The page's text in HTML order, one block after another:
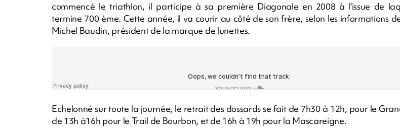
commencé le triathlon, il participe à sa première Diagonale en 2008 à l'issue de
termine 700 ème. Cette année, il va courir au côté de son frère, selon les informations
Michel Baudin, président de la marque de lunettes.
Echelonné sur toute la journée, le retrait des dossards se fait de 7h30 à 12h, pour le
de 13h à16h pour le Trail de Bourbon, et de 16h à 19h pour la Mascareigne.